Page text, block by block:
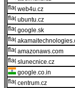
web4u.cz
ubuntu.cz
google.sk
amazonaws.com
slunecnice.cz
google.co.in
centrum.cz